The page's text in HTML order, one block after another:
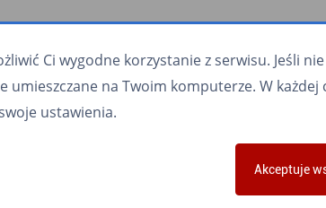
Ci wygodne korzystanie z serwisu. Jeśli
na Twoim komputerze. W każdej
ustawienia.
Akceptuje